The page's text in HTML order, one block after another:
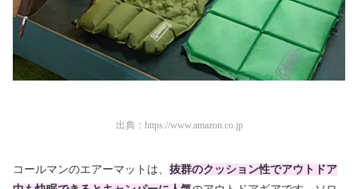
出典： https://www.amazon.co.jp
コールマンのエアーマットは、 抜群のクッション性でアウトドア